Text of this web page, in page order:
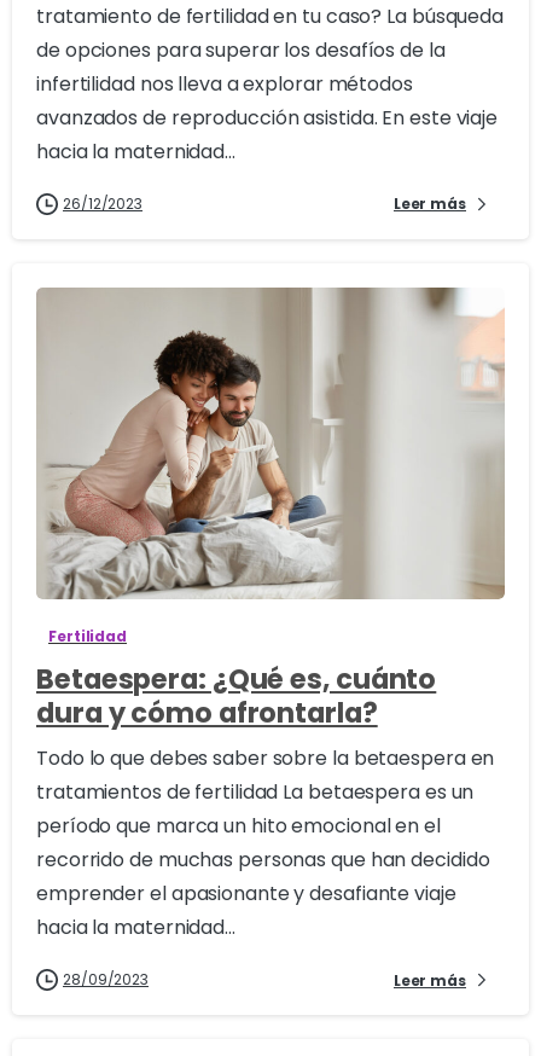
tratamiento de fertilidad en tu caso? La búsqueda
de opciones para superar los desafíos de la
infertilidad nos lleva a explorar métodos
avanzados de reproducción asistida. En este viaje
hacia la maternidad...
26/12/2023 Leer más
Fertilidad
Betaespera: ¿Qué es, cuánto
dura y cómo afrontarla?
Todo lo que debes saber sobre la betaespera en
tratamientos de fertilidad La betaespera es un
período que marca un hito emocional en el
recorrido de muchas personas que han decidido
emprender el apasionante y desafiante viaje
hacia la maternidad...
28/09/2023 Leer más